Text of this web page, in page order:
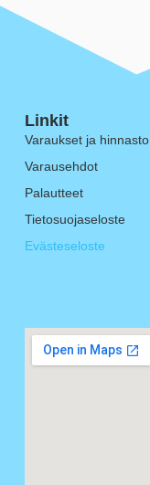
Linkit
Varaukset ja hinnasto
Varausehdot
Palautteet
Tietosuojaseloste
Evästeseloste